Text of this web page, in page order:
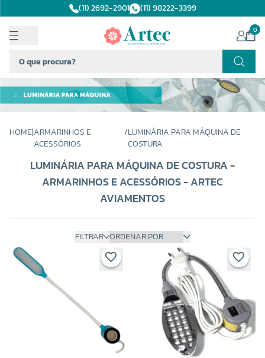
(11) 2692-2901 (11) 98222-3399
0
HOME|ARMARINHOS E
ACESSÓRIOS
/LUMINÁRIA PARA MÁQUINA DE
COSTURA
LUMINÁRIA PARA MÁQUINA DE COSTURA -
ARMARINHOS E ACESSÓRIOS - ARTEC
AVIAMENTOS
FILTRAR